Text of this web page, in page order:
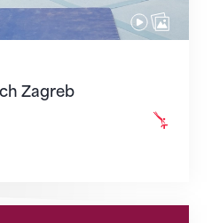
Zagreb
1. August 2026